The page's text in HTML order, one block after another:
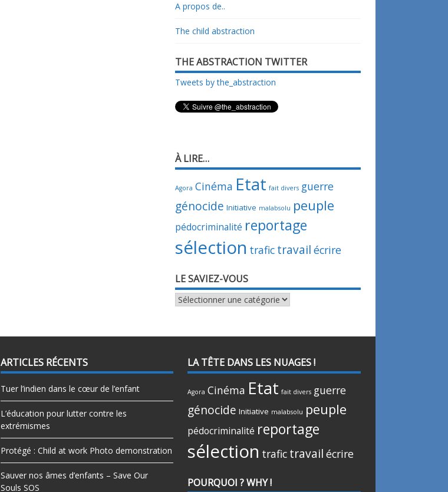
A propos de..
The child abstraction
THE ABSTRACTION TWITTER
Tweets by the_abstraction
À LIRE…
Agora Cinéma Etat fait divers guerre
génocide Initiative malabsolu peuple
pédocriminalité reportage
sélection trafic travail écrire
LE SAVIEZ-VOUS
le
ARTICLES RÉCENTS
Tuer l’indien dans le cœur de l’enfant
L’éducation pour lutter contre les
extrémismes
Protégé : Child at work Photo demonstration
Sauver nos âmes d’enfants – Save Our
Souls SOS
LA TÊTE DANS LES NUAGES !
Agora Cinéma Etat fait divers guerre
génocide Initiative malabsolu peuple
pédocriminalité reportage
sélection trafic travail écrire
POURQUOI ? WHY !